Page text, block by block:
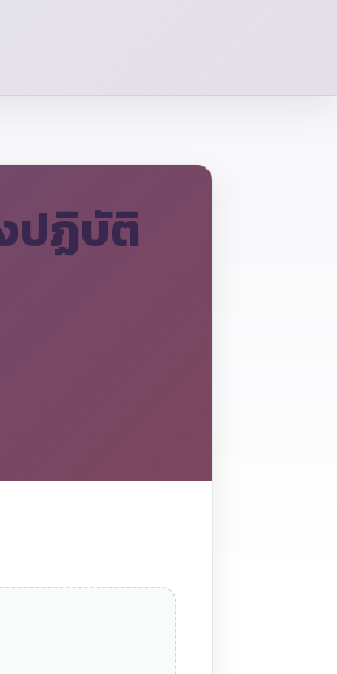
ปฏิบัติ